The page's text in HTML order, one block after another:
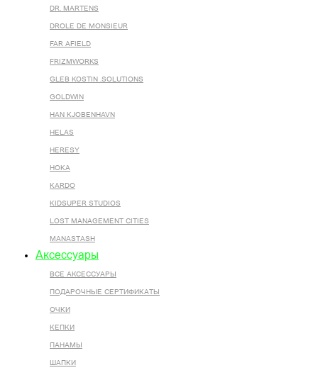
DR. MARTENS
DROLE DE MONSIEUR
FAR AFIELD
FRIZMWORKS
GLEB KOSTIN .SOLUTIONS
GOLDWIN
HAN KJOBENHAVN
HELAS
HERESY
HOKA
KARDO
KIDSUPER STUDIOS
LOST MANAGEMENT CITIES
MANASTASH
Аксессуары
ВСЕ AКСЕССУАРЫ
ПОДАРОЧНЫЕ СЕРТИФИКАТЫ
ОЧКИ
КЕПКИ
ПАНАМЫ
ШАПКИ